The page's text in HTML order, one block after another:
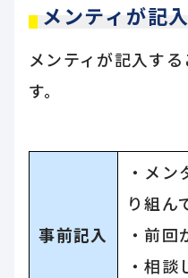
メンティが記
メンティが記入す
す。
事前記入
・メ
り組ん
・前
・相